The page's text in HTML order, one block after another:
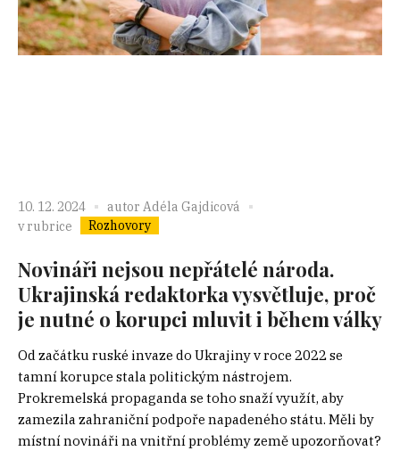
10. 12. 2024 autor Adéla Gajdicová
v rubrice
Rozhovory
Novináři nejsou nepřátelé národa.
Ukrajinská redaktorka vysvětluje, proč
je nutné o korupci mluvit i během války
Od začátku ruské invaze do Ukrajiny v roce 2022 se
tamní korupce stala politickým nástrojem.
Prokremelská propaganda se toho snaží využít, aby
zamezila zahraniční podpoře napadeného státu. Měli by
místní novináři na vnitřní problémy země upozorňovat?